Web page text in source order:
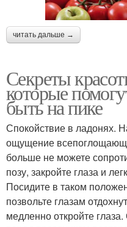
читать дальше →
Секреты
которые
быть на пике
Спокойствие в ладонях.
ощущение
больше не можете
позу, закройте глаза и
Посидите в таком
позвольте глазам
медленно откройте